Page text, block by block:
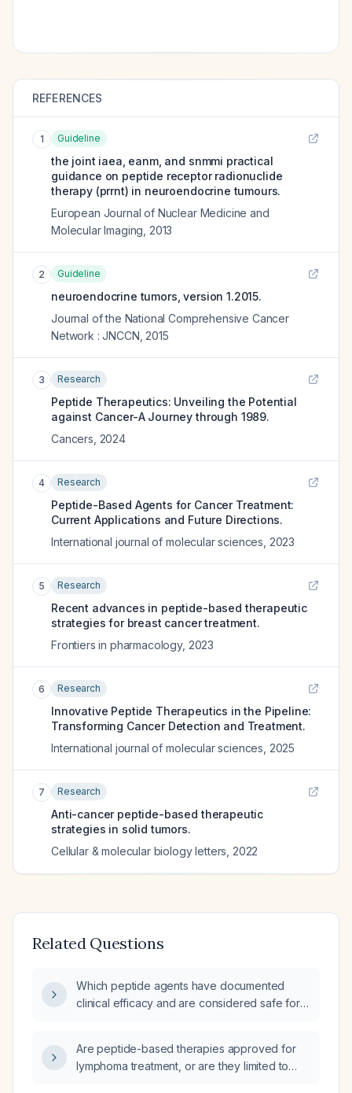
REFERENCES
1 Guideline
the joint iaea, eanm, and snmmi practical
guidance on peptide receptor radionuclide
therapy (prrnt) in neuroendocrine tumours.
European Journal of Nuclear Medicine and
Molecular Imaging 2013
2 Guideline
neuroendocrine tumors, version 1.2015.
Journal of the National Comprehensive Cancer
Network : JNCCN 2015
3 Research
Peptide Therapeutics: Unveiling the Potential
against Cancer-A Journey through 1989.
Cancers 2024
4 Research
Peptide-Based Agents for Cancer Treatment:
Current Applications and Future Directions.
International journal of molecular sciences 2023
5 Research
Recent advances in peptide-based therapeutic
strategies for breast cancer treatment.
Frontiers in pharmacology, 2023
6 Research
Innovative Peptide Therapeutics in the Pipeline:
Transforming Cancer Detection and Treatment.
International journal of molecular sciences 2025
7 Research
Anti-cancer peptide-based therapeutic
strategies in solid tumors.
Cellular & molecular biology letters 2022
Related Questions
Which peptide agents have documented
clinical efficacy and are considered safe for
Are peptide-based therapies approved for
lymphoma treatment, or are they limited to